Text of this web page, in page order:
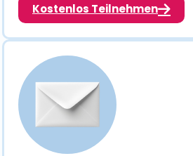
Kostenlos Teilnehmen